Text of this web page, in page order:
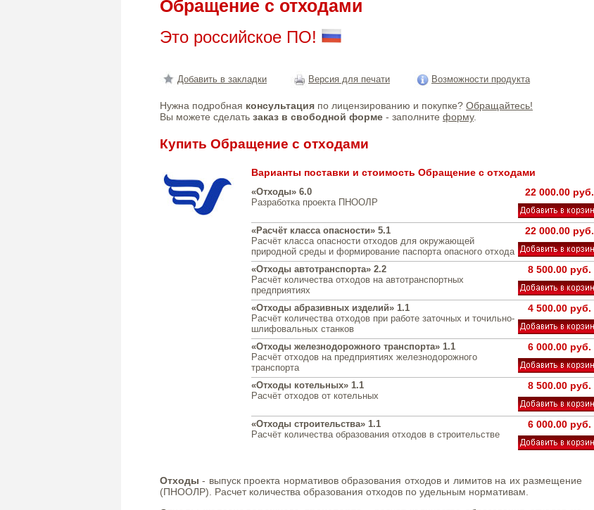
Обращение с отходами
Это российское ПО!
Добавить в закладки Версия для печати Возможности продукта
Нужна подробная консультация по лицензированию и покупке? Обращайтесь!
Вы можете сделать заказ в свободной форме - заполните форму.
Купить Обращение с отходами
Варианты поставки и стоимость Обращение с отходами
«Отходы» 6.0
Разработка проекта ПНООЛР
22 000.00 руб.
«Расчёт класса опасности» 5.1
Расчёт класса опасности отходов для окружающей
природной среды и формирование паспорта опасного отхода
22 000.00 руб.
«Отходы автотранспорта» 2.2
Расчёт количества отходов на автотранспортных
предприятиях
8 500.00 руб.
«Отходы абразивных изделий» 1.1
Расчёт количества отходов при работе заточных и точильно-
шлифовальных станков
4 500.00 руб.
«Отходы железнодорожного транспорта» 1.1
Расчёт отходов на предприятиях железнодорожного
транспорта
6 000.00 руб.
«Отходы котельных» 1.1
Расчёт отходов от котельных
8 500.00 руб.
«Отходы строительства» 1.1
Расчёт количества образования отходов в строительстве
6 000.00 руб.
Отходы - выпуск проекта нормативов образования отходов и лимитов на их размещение
(ПНООЛР). Расчет количества образования отходов по удельным нормативам.